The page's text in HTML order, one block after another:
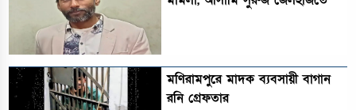
মণিরামপুরে মাদক ব্যবসায়ী বাগান
রনি গ্রেফতার